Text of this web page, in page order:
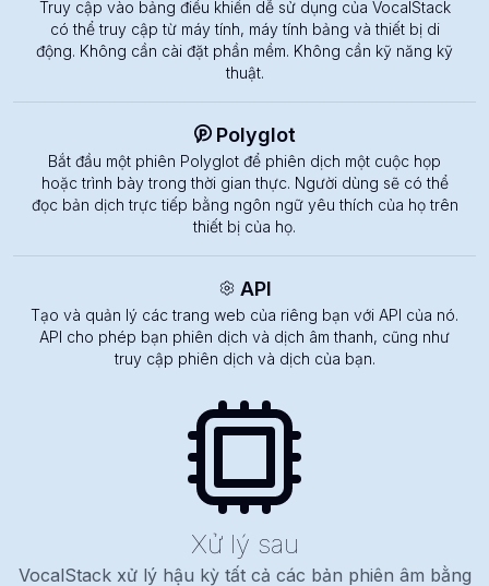
Truy cập vào bảng điều khiển dễ sử dụng của VocalStack
có thể truy cập từ máy tính, máy tính bảng và thiết bị di
động. Không cần cài đặt phần mềm. Không cần kỹ năng kỹ
thuật.
Polyglot
Bắt đầu một phiên Polyglot để phiên dịch một cuộc họp
hoặc trình bày trong thời gian thực. Người dùng sẽ có thể
đọc bản dịch trực tiếp bằng ngôn ngữ yêu thích của họ trên
thiết bị của họ.
API
Tạo và quản lý các trang web của riêng bạn với API của nó.
API cho phép bạn phiên dịch và dịch âm thanh, cũng như
truy cập phiên dịch và dịch của bạn.
Xử lý sau
VocalStack xử lý hậu kỳ tất cả các bản phiên âm bằng